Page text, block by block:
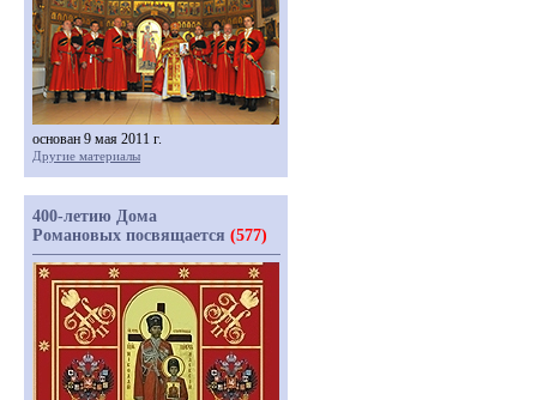
основан 9 мая 2011 г.
Другие материалы
400-летию Дома
Романовых посвящается (577)